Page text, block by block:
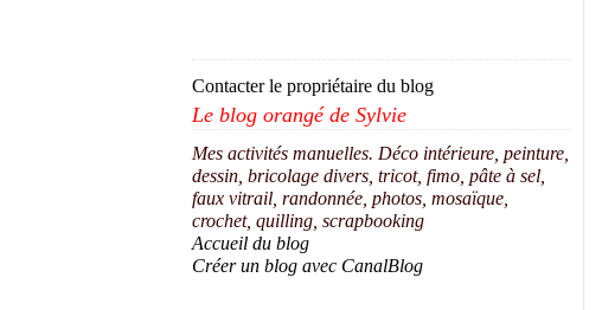
Contacter le propriétaire du blog
Le blog orangé de Sylvie
Mes activités manuelles. Déco intérieure, peinture,
dessin, bricolage divers, tricot, fimo, pâte à sel,
faux vitrail, randonnée, photos, mosaïque,
crochet, quilling, scrapbooking
Accueil du blog
Créer un blog avec CanalBlog